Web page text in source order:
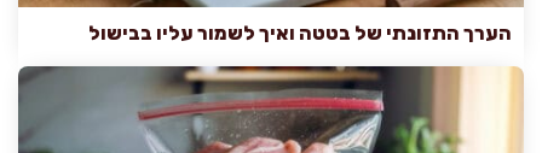
הערך התזונתי של בטטה ואיך לשמור עליו בבישול